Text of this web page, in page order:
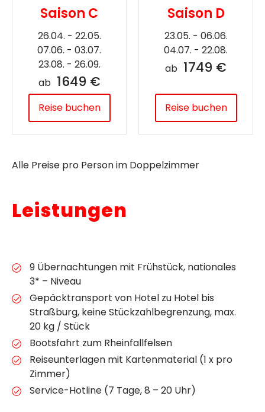
Saison C
26.04. - 22.05.
07.06. - 03.07.
23.08. - 26.09.
ab 1649 €
Reise buchen
Saison D
23.05. - 06.06.
04.07. - 22.08.
ab 1749 €
Reise buchen
Alle Preise pro Person im Doppelzimmer
Leistungen
9 Übernachtungen mit Frühstück, nationales
3* – Niveau
Gepäcktransport von Hotel zu Hotel bis
Straßburg, keine Stückzahlbegrenzung, max.
20 kg / Stück
Bootsfahrt zum Rheinfallfelsen
Reiseunterlagen mit Kartenmaterial (1 x pro
Zimmer)
Service-Hotline (7 Tage, 8 – 20 Uhr)